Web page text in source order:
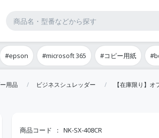
#epson #microsoft 365 #コピー用紙
用品 ビジネスシュレッダー 【在庫限り】
商品コード NK-SX-408CR